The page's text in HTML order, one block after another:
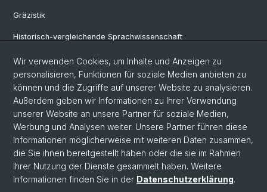
Gräzistik
Historisch-vergleichende Sprachwissenschaft
Klassische Archäologie
Latinistik
Ur- und Frühgeschichtliche und Provinzialrömische Archäologie
Vindonissa-Professur
© Universität Basel
Philosophisch-Historische Fakultät
Wir verwenden Cookies, um Inhalte und Anzeigen zu
personalisieren, Funktionen für soziale Medien anbieten zu
können und die Zugriffe auf unserer Website zu analysieren.
Außerdem geben wir Informationen zu Ihrer Verwendung
unserer Website an unsere Partner für soziale Medien,
Werbung und Analysen weiter. Unsere Partner führen diese
Informationen möglicherweise mit weiteren Daten zusammen,
die Sie ihnen bereitgestellt haben oder die sie im Rahmen
Ihrer Nutzung der Dienste gesammelt haben. Weitere
Informationen finden Sie in der Datenschutzerklärung.